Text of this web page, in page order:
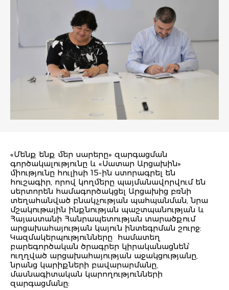
«Մենք ենք մեր սարերը» զարգացման
գործակալությունը և «Սատար Արցախին»
միությունը հուլիսի 15-ին ստորագրել են
հուշագիր, որով կողմերը պայմանավորվում են
սերտորեն համագործակցել Արցախից բռնի
տեղահանված բնակչության պահպանման, նրա
մշակութային ինքնության պաշտպանության և
Հայաստանի Հանրապետության տարածքում
արցախահայության կայուն ինտեգրման շուրջ:
Կազմակերպությունները համատեղ
բարեգործական ծրագրեր կիրականացնեն՝
ուղղված արցախահայության աջակցությանը,
նրանց կարիքների բավարարմանը,
մասնագիտական ​​կարողությունների
զարգացմանը: